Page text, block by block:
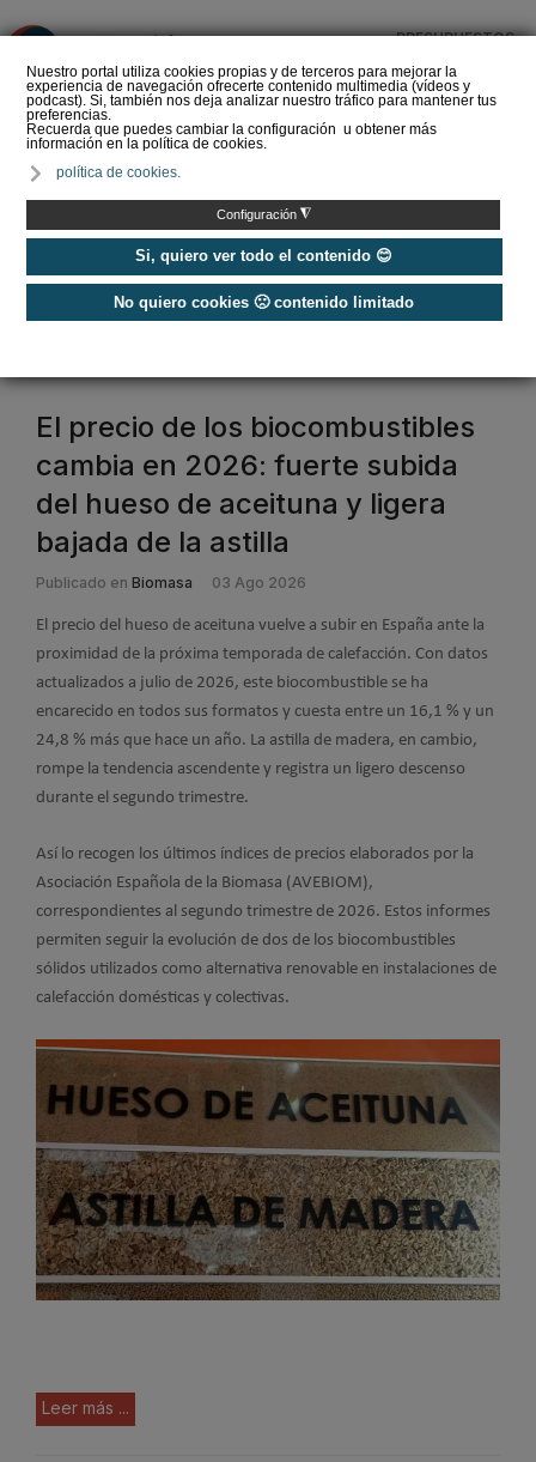
Nuestro portal utiliza cookies propias y de terceros para mejorar la
experiencia de navegación ofrecerte contenido multimedia (vídeos y
podcast). Si, también nos deja analizar nuestro tráfico para mantener tus
preferencias.
Recuerda que puedes cambiar la configuración u obtener más
información en la política de cookies.
política de cookies.
Configuración ◮
Si, quiero ver todo el contenido 😊
No quiero cookies 🙁 contenido limitado
PRESUPUESTOS
del Amperio (Episodio 3)
AVEBIOM
El precio de los biocombustibles
cambia en 2026: fuerte subida
del hueso de aceituna y ligera
bajada de la astilla
Publicado en Biomasa 03 Ago 2026
El precio del hueso de aceituna vuelve a subir en España ante la
proximidad de la próxima temporada de calefacción. Con datos
actualizados a julio de 2026, este biocombustible se ha
encarecido en todos sus formatos y cuesta entre un 16,1 % y un
24,8 % más que hace un año. La astilla de madera, en cambio,
rompe la tendencia ascendente y registra un ligero descenso
durante el segundo trimestre.
Así lo recogen los últimos índices de precios elaborados por la
Asociación Española de la Biomasa (AVEBIOM),
correspondientes al segundo trimestre de 2026. Estos informes
permiten seguir la evolución de dos de los biocombustibles
sólidos utilizados como alternativa renovable en instalaciones de
calefacción domésticas y colectivas.
Leer más ...